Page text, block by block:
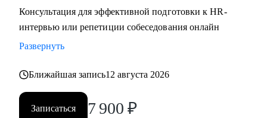
Консультация для эффективной подготовки к HR-
интервью или репетиции собеседования онлайн
Развернуть
Ближайшая запись12 августа 2026
Записаться 7 900 ₽